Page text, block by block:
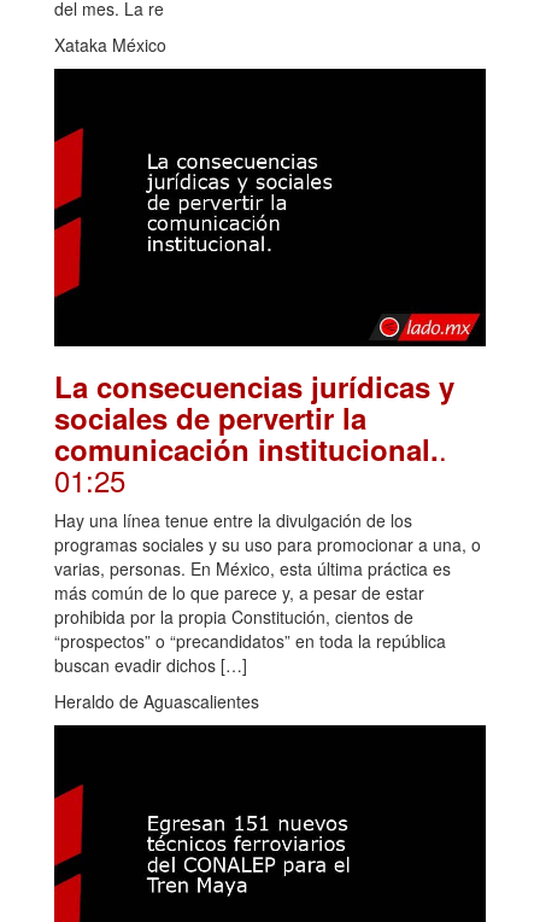
del mes. La re
Xataka México
La consecuencias jurídicas y
sociales de pervertir la
comunicación institucional..
01:25
Hay una línea tenue entre la divulgación de los
programas sociales y su uso para promocionar a una, o
varias, personas. En México, esta última práctica es
más común de lo que parece y, a pesar de estar
prohibida por la propia Constitución, cientos de
“prospectos” o “precandidatos” en toda la república
buscan evadir dichos […]
Heraldo de Aguascalientes